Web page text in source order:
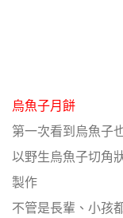
烏魚子月餅
第一次看到烏魚子
以野生烏魚子切角
製作
不管是長輩、小孩